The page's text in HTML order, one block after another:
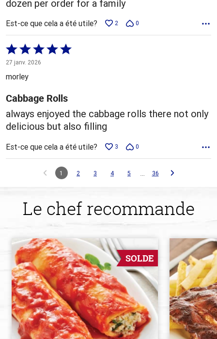
dozen per order for a family
Est-ce que cela a été utile? 2 0
Coté
5 sur
27 janv. 2026
morley
Cabbage Rolls
always enjoyed the cabbage rolls there not only
delicious but also filling
Est-ce que cela a été utile? 3 0
1 2 3 4 5 … 36
Le chef recommande
SOLDE